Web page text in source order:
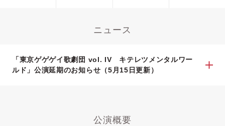
ニュース
「東京ゲゲゲイ歌劇団 vol. IV キテレツメンタルワー
ルド」公演延期のお知らせ（5月15日更新）
公演概要